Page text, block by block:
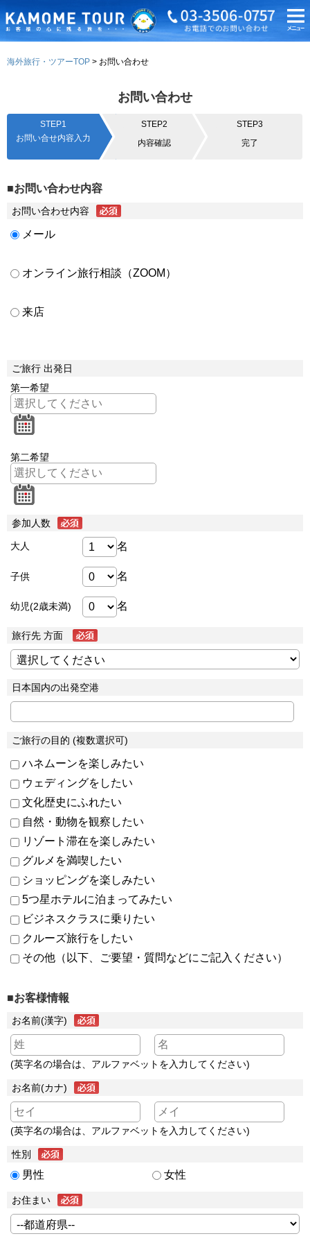
海外旅行・ツアーTOP お問い合わせ
お問い合わせ
STEP1
お問い合せ内容入力
STEP2
内容確認
STEP3
完了
■お問い合わせ内容
お問い合わせ内容
メール
オンライン旅行相談（ZOOM）
来店
ご旅行 出発日
第一希望
第二希望
参加人数
大人 名
子供 名
幼児(2歳未満) 名
旅行先 方面
日本国内の出発空港
ご旅行の目的 (複数選択可)
ハネムーンを楽しみたい
ウェディングをしたい
文化歴史にふれたい
自然・動物を観察したい
リゾート滞在を楽しみたい
グルメを満喫したい
ショッピングを楽しみたい
5つ星ホテルに泊まってみたい
ビジネスクラスに乗りたい
クルーズ旅行をしたい
その他（以下、ご要望・質問などにご記入ください）
■お客様情報
お名前(漢字)
(英字名の場合は、アルファベットを入力してください)
お名前(カナ)
(英字名の場合は、アルファベットを入力してください)
性別
男性 女性
お住まい